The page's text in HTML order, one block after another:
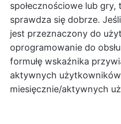
społecznościowe lub gry,
sprawdza się dobrze.
jest przeznaczony do
oprogramowanie do
formułę wskaźnika
aktywnych użytkowników
miesięcznie/aktywnych